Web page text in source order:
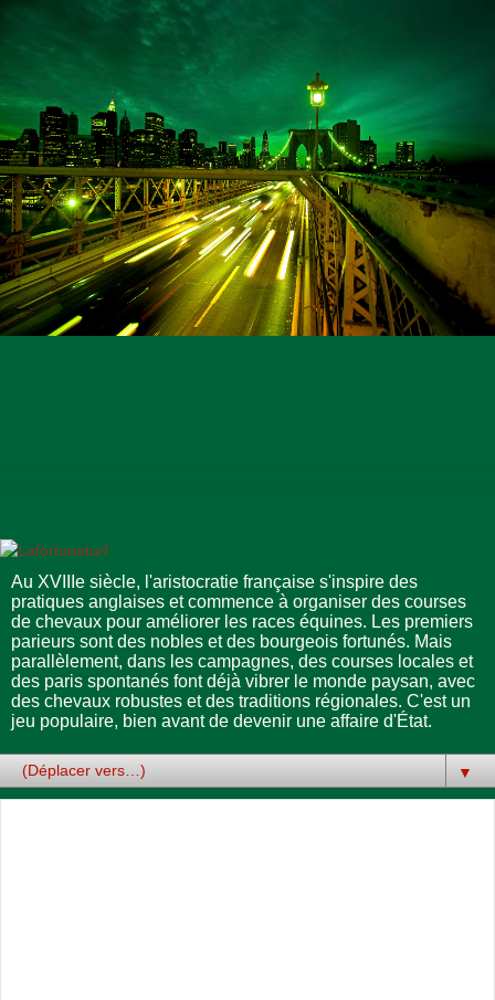
Au XVIIIe siècle, l'aristocratie française s'inspire des
pratiques anglaises et commence à organiser des courses
de chevaux pour améliorer les races équines. Les premiers
parieurs sont des nobles et des bourgeois fortunés. Mais
parallèlement, dans les campagnes, des courses locales et
des paris spontanés font déjà vibrer le monde paysan, avec
des chevaux robustes et des traditions régionales. C'est un
jeu populaire, bien avant de devenir une affaire d'État.
▼